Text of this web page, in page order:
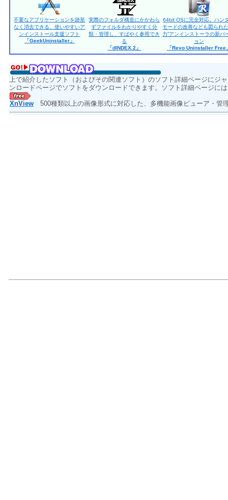
不要なアプリケーションを跡形
なく消去できる、使いやすいア
ンインストール支援ソフト
「GeekUninstaller」
実際のフォルダ構造にかかわら
ずファイルをわかりやすく分
類・管理し、すばやく参照でき
る
「dINDEX.2」
64bit OSに完全対応。ハン
モードの改善なども図られ
力”アンインストーラの新バ
ョン
「Revo Uninstaller Free
上で紹介したソフト（およびその関連ソフト）のソフト詳細ページにジ
ンロードページでソフトをダウンロードできます。ソフト詳細ページに
XnView 500種類以上の画像形式に対応した、多機能画像ビューア・